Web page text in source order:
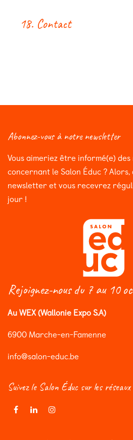
18. Contact
Abonnez-vous à notre newsletter
Vous aimeriez être informé(e)
concernant le Salon Éduc ?
newsletter et vous recevrez
jour !
Rejoignez-nous du 7 au 10
Au WEX (Wallonie Expo S.A)
6900 Marche-en-Famenne
info@salon-educ.be
Suivez le Salon Éduc sur les réseaux